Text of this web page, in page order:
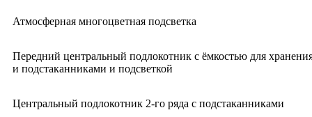
Атмосферная многоцветная подсветка
Передний центральный подлокотник с ёмкостью для
и подстаканниками и подсветкой
Центральный подлокотник 2-го ряда с подстаканниками